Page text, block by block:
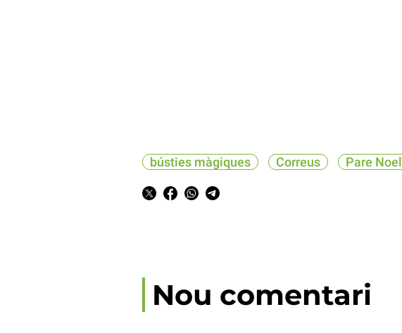
bústies màgiques Correus Pare Noel
Nou comentari